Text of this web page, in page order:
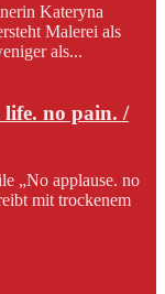
Kateryna
Malerei als
als...
no pain. /
„No applause. no
mit trockenem